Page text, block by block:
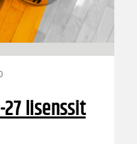
lisenssit